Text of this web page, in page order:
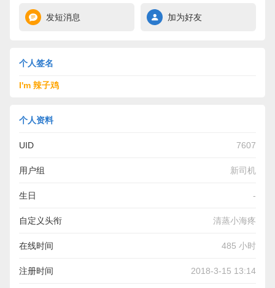
发短消息 加为好友
个人签名
I'm 辣子鸡
个人资料
UID 7607
用户组 新司机
生日 -
自定义头衔 清蒸小海疼
在线时间 485 小时
注册时间 2018-3-15 13:14